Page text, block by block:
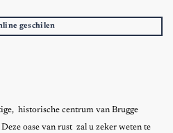
geschilen
historische centrum van Brugge
oase van rust zal u zeker weten te